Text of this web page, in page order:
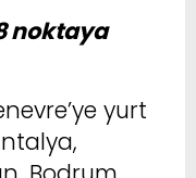
noktaya
yurt